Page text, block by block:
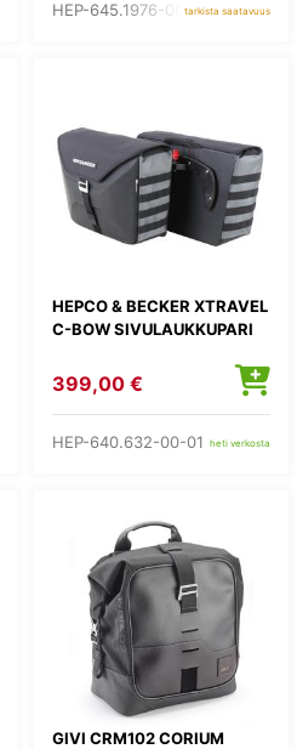
HEP-645.1976-0001LLtarkista saatavuus
HEPCO & BECKER XTRAVEL
C-BOW SIVULAUKKUPARI
399,00 €
HEP-640.632-00-01 heti verkosta
GIVI CRM102 CORIUM